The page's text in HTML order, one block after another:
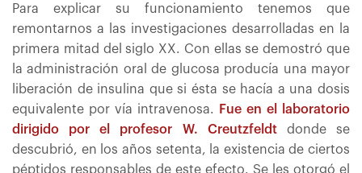
Para explicar su funcionamiento tenemos que
remontarnos a las investigaciones desarrolladas en la
primera mitad del siglo XX. Con ellas se demostró que
la administración oral de glucosa producía una mayor
liberación de insulina que si ésta se hacía a una dosis
equivalente por vía intravenosa.
Fue en el laboratorio
dirigido por el profesor W. Creutzfeldtdonde se
descubrió, en los años setenta, la existencia de ciertos
péptidos responsables de este efecto. Se les otorgó el